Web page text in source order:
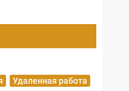
Удаленная работа